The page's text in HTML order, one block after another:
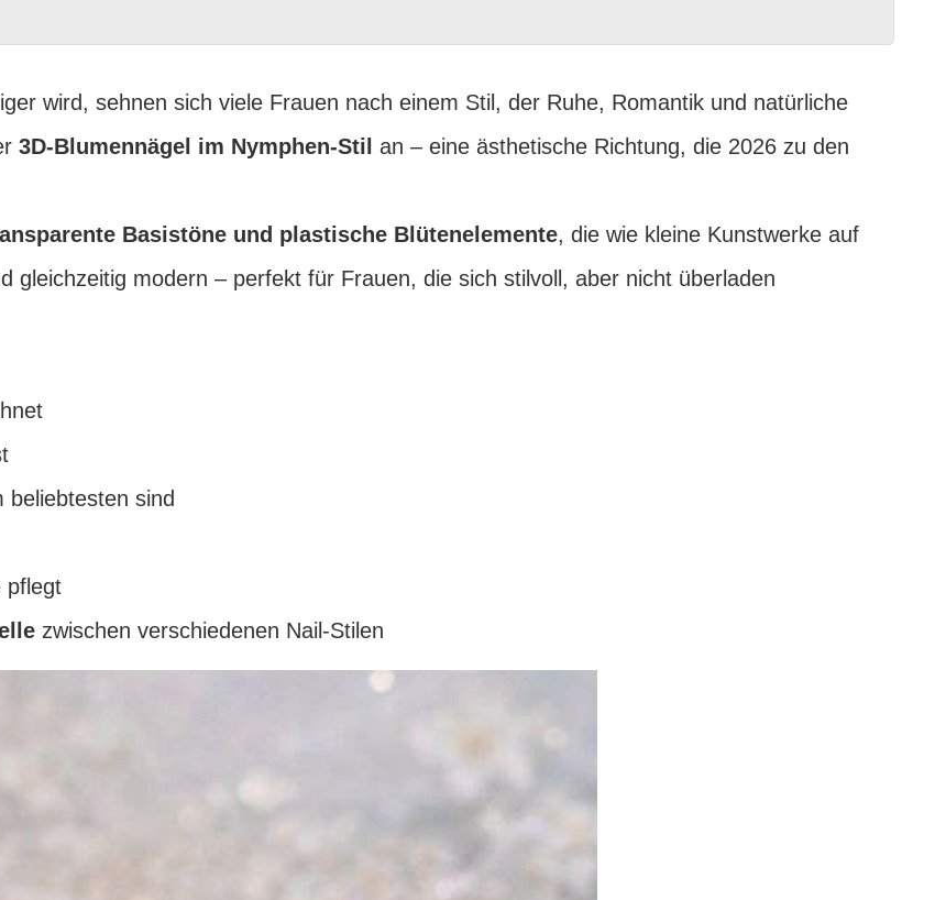
wird, sehnen sich viele Frauen nach einem Stil, der Ruhe, Romantik und natürliche
3D-Blumennägel im Nymphen-Stil an – eine ästhetische Richtung, die 2026 zu den
Basistöne und plastische Blütenelemente, die wie kleine Kunstwerke auf
gleichzeitig modern – perfekt für Frauen, die sich stilvoll, aber nicht überladen
sind
pflegt
zwischen verschiedenen Nail-Stilen